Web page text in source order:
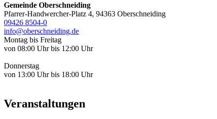
Gemeinde Oberschneiding
Pfarrer-Handwercher-Platz 4, 94363 Oberschneiding
09426 8504-0
info@oberschneiding.de
Montag bis Freitag
von 08:00 Uhr bis 12:00 Uhr
Donnerstag
von 13:00 Uhr bis 18:00 Uhr
Veranstaltungen